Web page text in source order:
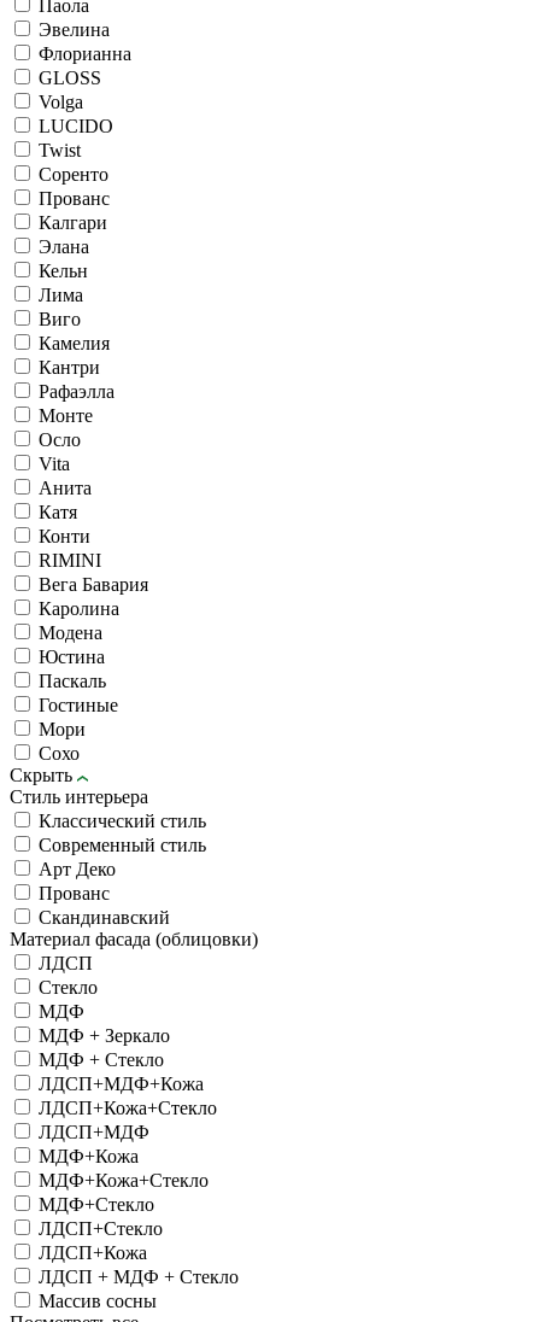
Паола
Эвелина
Флорианна
GLOSS
Volga
LUCIDO
Twist
Соренто
Прованс
Калгари
Элана
Кельн
Лима
Виго
Камелия
Кантри
Рафаэлла
Монте
Осло
Vita
Анита
Катя
Конти
RIMINI
Вега Бавария
Каролина
Модена
Юстина
Паскаль
Гостиные
Мори
Сохо
Скрыть
Стиль интерьера
Классический стиль
Современный стиль
Арт Деко
Прованс
Скандинавский
Материал фасада (облицовки)
ЛДСП
Стекло
МДФ
МДФ + Зеркало
МДФ + Стекло
ЛДСП+МДФ+Кожа
ЛДСП+Кожа+Стекло
ЛДСП+МДФ
МДФ+Кожа
МДФ+Кожа+Стекло
МДФ+Стекло
ЛДСП+Стекло
ЛДСП+Кожа
ЛДСП + МДФ + Стекло
Массив сосны